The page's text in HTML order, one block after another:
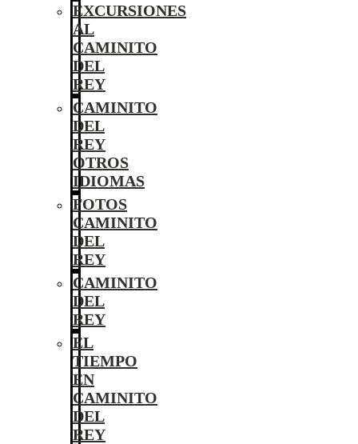
EXCURSIONES
AL
CAMINITO
DEL
REY
CAMINITO
DEL
REY
OTROS
IDIOMAS
FOTOS
CAMINITO
DEL
REY
CAMINITO
DEL
REY
EL
TIEMPO
EN
CAMINITO
DEL
REY